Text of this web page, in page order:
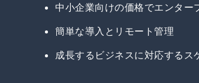
中小企業向けの価格でエンター
簡単な導入とリモート管理
成長するビジネスに対応するス